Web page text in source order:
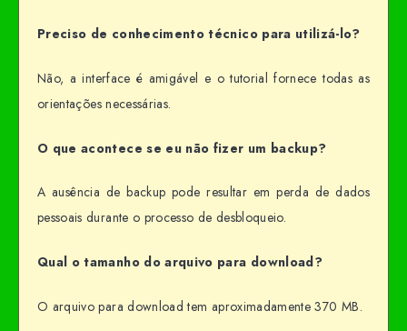
Preciso de conhecimento técnico para utilizá-lo?
Não, a interface é amigável e o tutorial fornece todas as
orientações necessárias.
O que acontece se eu não fizer um backup?
A ausência de backup pode resultar em perda de dados
pessoais durante o processo de desbloqueio.
Qual o tamanho do arquivo para download?
O arquivo para download tem aproximadamente 370 MB.